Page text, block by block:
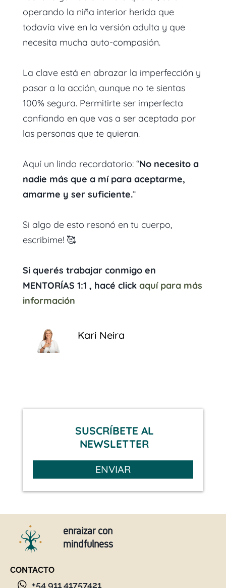
operando la niña interior herida que
todavía vive en la versión adulta y que
necesita mucha auto-compasión.
La clave está en abrazar la imperfección y
pasar a la acción, aunque no te sientas
100% segura. Permitirte ser imperfecta
confiando en que vas a ser aceptada por
las personas que te quieran.
Aquí un lindo recordatorio: “No necesito a
nadie más que a mí para aceptarme,
amarme y ser suficiente.“
Si algo de esto resonó en tu cuerpo,
escribime! 🥰
Si querés trabajar conmigo en
MENTORÍAS 1:1 , hacé click aquí para más
información
Kari Neira
SUSCRÍBETE AL
NEWSLETTER
ENVIAR
enraizar con
mindfulness
CONTACTO
+54 911 41757421